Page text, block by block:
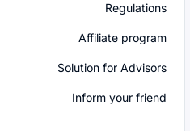
Regulations
Affiliate program
Solution for Advisors
Inform your friend